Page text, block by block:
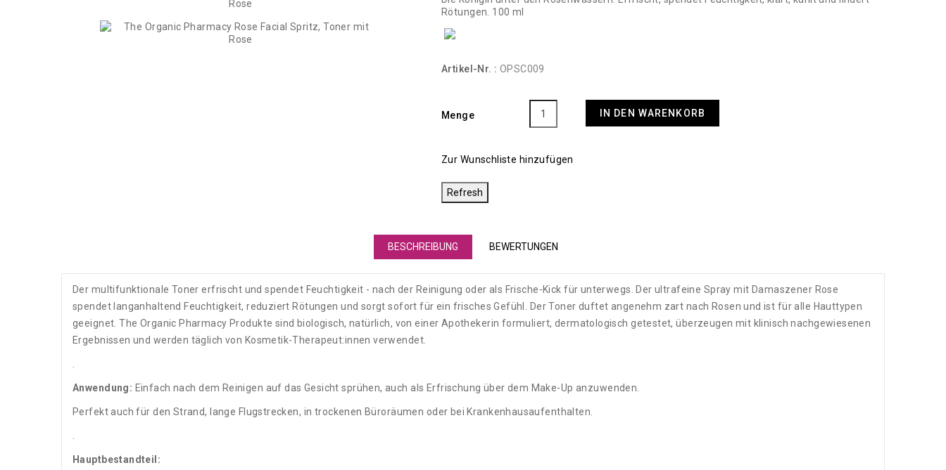
Rötungen. 100 ml
Artikel-Nr. : OPSC009
Menge IN DEN WARENKORB
Zur Wunschliste hinzufügen
BESCHREIBUNG BEWERTUNGEN
Der multifunktionale Toner erfrischt und spendet Feuchtigkeit - nach der Reinigung oder als Frische-Kick für unterwegs. Der ultrafeine Spray mit Damaszener Rose
spendet langanhaltend Feuchtigkeit, reduziert Rötungen und sorgt sofort für ein frisches Gefühl. Der Toner duftet angenehm zart nach Rosen und ist für alle Hauttypen
geeignet. The Organic Pharmacy Produkte sind biologisch, natürlich, von einer Apothekerin formuliert, dermatologisch getestet, überzeugen mit klinisch nachgewiesenen
Ergebnissen und werden täglich von Kosmetik-Therapeut:innen verwendet.
Anwendung: Einfach nach dem Reinigen auf das Gesicht sprühen, auch als Erfrischung über dem Make-Up anzuwenden.
Perfekt auch für den Strand, lange Flugstrecken, in trockenen Büroräumen oder bei Krankenhausaufenthalten.
Hauptbestandteil: